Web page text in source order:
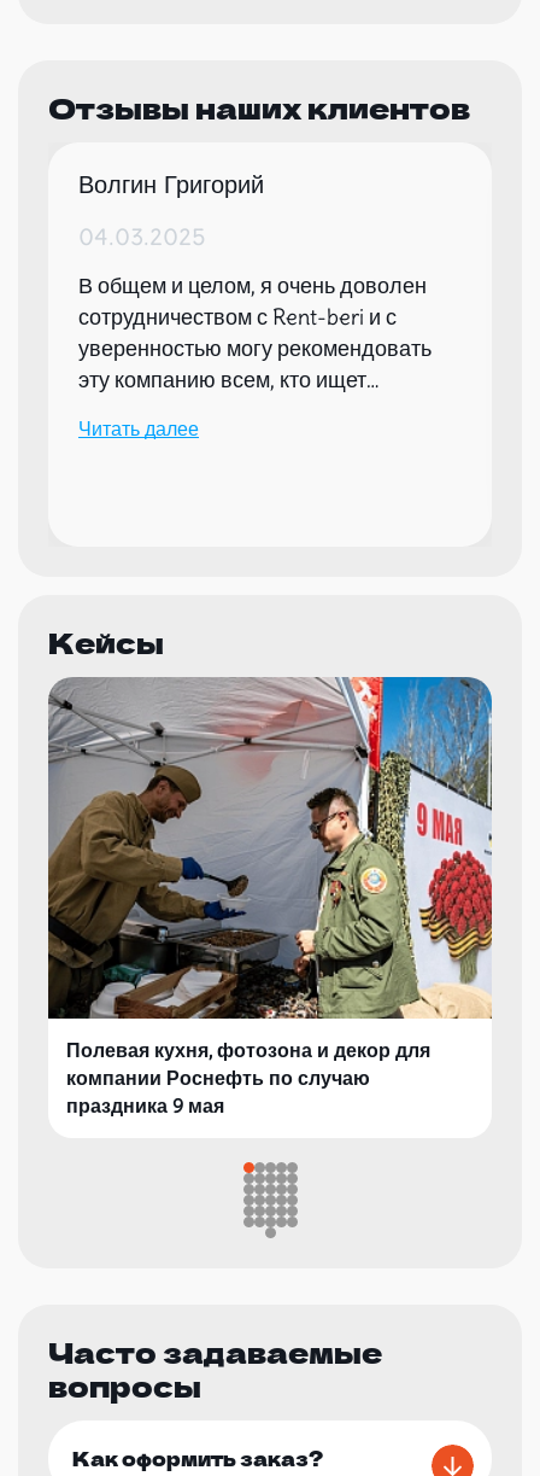
Отзывы наших клиентов
Волгин Григорий
04.03.2025
В общем и целом, я очень доволен
сотрудничеством с Rent-beri и с
уверенностью могу рекомендовать
эту компанию всем, кто ищет
мероприятий.
Читать далее
Кейсы
Полевая кухня, фотозона и декор для
компании Роснефть по случаю
праздника 9 мая
Часто задаваемые
вопросы
Как оформить заказ?